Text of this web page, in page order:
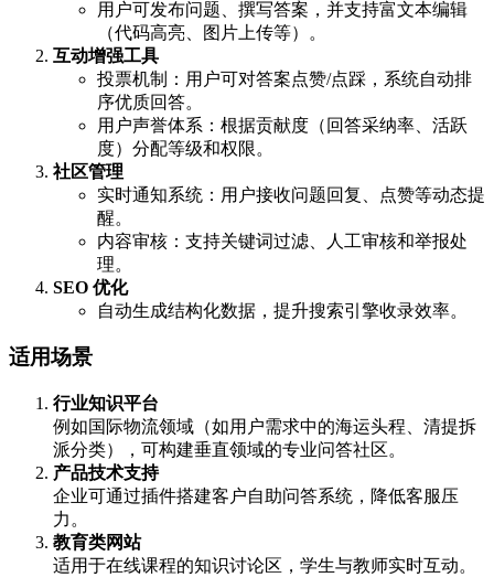
用户可发布问题、撰写答案，并支持富文本编辑
（代码高亮、图片上传等）。
互动增强工具
投票机制：用户可对答案点赞/点踩，系统自动排
序优质回答。
用户声誉体系：根据贡献度（回答采纳率、活跃
度）分配等级和权限。
社区管理
实时通知系统：用户接收问题回复、点赞等动态提
醒。
内容审核：支持关键词过滤、人工审核和举报处
理。
SEO 优化
自动生成结构化数据，提升搜索引擎收录效率。
适用场景
行业知识平台
例如国际物流领域（如用户需求中的海运头程、清提拆
派分类），可构建垂直领域的专业问答社区。
产品技术支持
企业可通过插件搭建客户自助问答系统，降低客服压
力。
教育类网站
适用于在线课程的知识讨论区，学生与教师实时互动。